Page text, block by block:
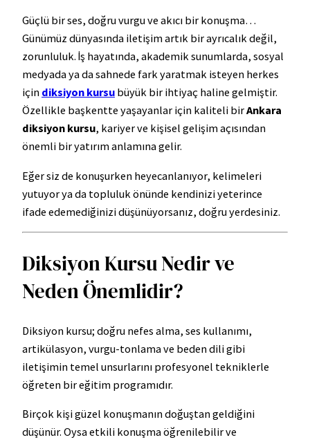
Güçlü bir ses, doğru vurgu ve akıcı bir konuşma…
Günümüz dünyasında iletişim artık bir ayrıcalık değil,
zorunluluk. İş hayatında, akademik sunumlarda, sosyal
medyada ya da sahnede fark yaratmak isteyen herkes
için diksiyon kursu büyük bir ihtiyaç haline gelmiştir.
Özellikle başkentte yaşayanlar için kaliteli birAnkara
diksiyon kursu, kariyer ve kişisel gelişim açısından
önemli bir yatırım anlamına gelir.
Eğer siz de konuşurken heyecanlanıyor, kelimeleri
yutuyor ya da topluluk önünde kendinizi yeterince
ifade edemediğinizi düşünüyorsanız, doğru yerdesiniz.
Diksiyon Kursu Nedir ve
Neden Önemlidir?
Diksiyon kursu; doğru nefes alma, ses kullanımı,
artikülasyon, vurgu-tonlama ve beden dili gibi
iletişimin temel unsurlarını profesyonel tekniklerle
öğreten bir eğitim programıdır.
Birçok kişi güzel konuşmanın doğuştan geldiğini
düşünür. Oysa etkili konuşma öğrenilebilir ve